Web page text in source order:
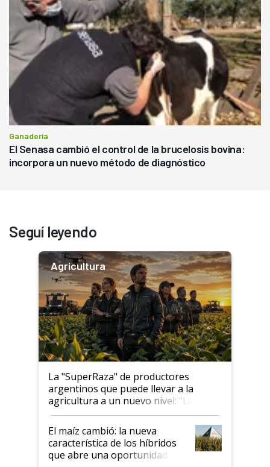
Ganadería
El Senasa cambió el control de la brucelosis bovina:
incorpora un nuevo método de diagnóstico
Seguí leyendo
Agricultura
La "SuperRaza" de productores
argentinos que puede llevar a la
agricultura a un nuevo nivel: "Las
posibilidades de crecimiento son
infinitas"
El maíz cambió: la nueva
característica de los híbridos
que abre una oportunidad en